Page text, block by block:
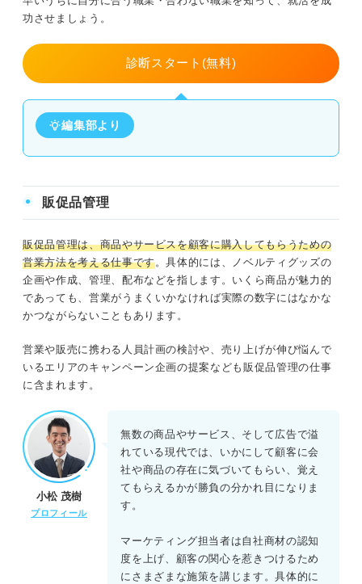
功させましょう。
診断スタート(無料)
編集部より
販促品管理
販促品管理は、商品やサービスを顧客に購入してもらうための
営業方法を考える仕事です。具体的には、ノベルティグッズの
企画や作成、管理、配布などを指します。いくら商品が魅力的
であっても、営業がうまくいかなければ実際の数字にはなかな
かつながらないこともあります。
営業や販売に携わる人員計画の検討や、売り上げが伸び悩んで
いるエリアのキャンペーン企画の提案なども販促品管理の仕事
に含まれます。
小松 茂樹
プロフィール
無数の商品やサービス、そして広告で溢
れている現代では、いかにして顧客に会
社や商品の存在に気づいてもらい、覚え
てもらえるかが勝負の分かれ目になりま
す。
マーケティング担当者は自社商材の認知
度を上げ、顧客の関心を惹きつけるため
にさまざまな施策を講じます。具体的に